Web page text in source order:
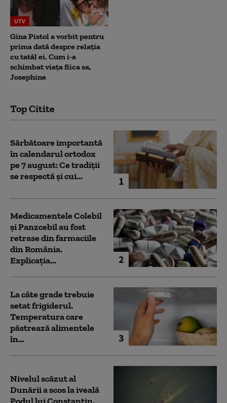
UTV
Gina Pistol a vorbit pentru
prima dată despre relația
cu tatăl ei. Cum i-a
schimbat viața fiica sa,
Josephine
Top Citite
1
Sărbătoare importantă
în calendarul ortodox
pe 7 august: Ce tradiții
se respectă și cui...
2
Medicamentele Colebil
și Panzcebil au fost
retrase din farmaciile
din România.
Explicația...
3
La câte grade trebuie
setat frigiderul.
Temperatura care
păstrează alimentele
în...
Nivelul scăzut al
Dunării a scos la iveală